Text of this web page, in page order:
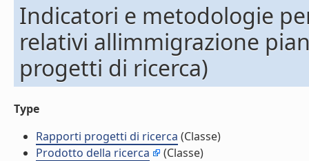
Indicatori e metodologie
relativi allimmigrazione
progetti di ricerca)
Type
Rapporti progetti di ricerca (Classe)
Prodotto della ricerca
(Classe)